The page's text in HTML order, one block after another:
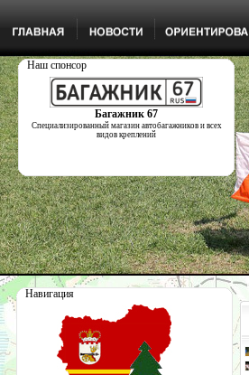
Наш спонсор
Багажник 67
Специализированный магазин автобагажников и всех
видов креплений
Навигация